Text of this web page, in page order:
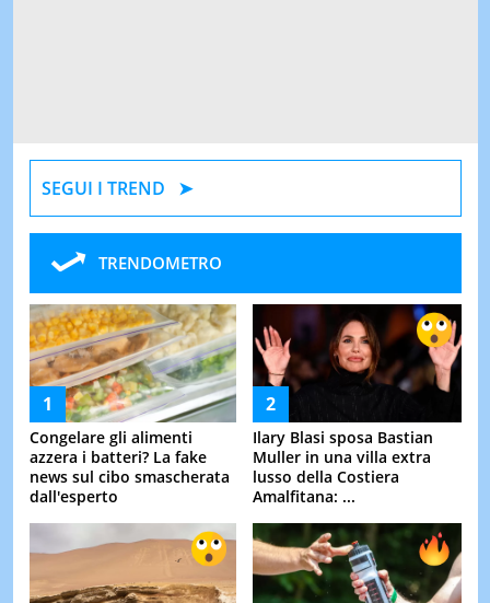
SEGUI I TREND
TRENDOMETRO
Congelare gli alimenti
azzera i batteri? La fake
news sul cibo smascherata
dall'esperto
Ilary Blasi sposa Bastian
Muller in una villa extra
lusso della Costiera
Amalfitana: ...